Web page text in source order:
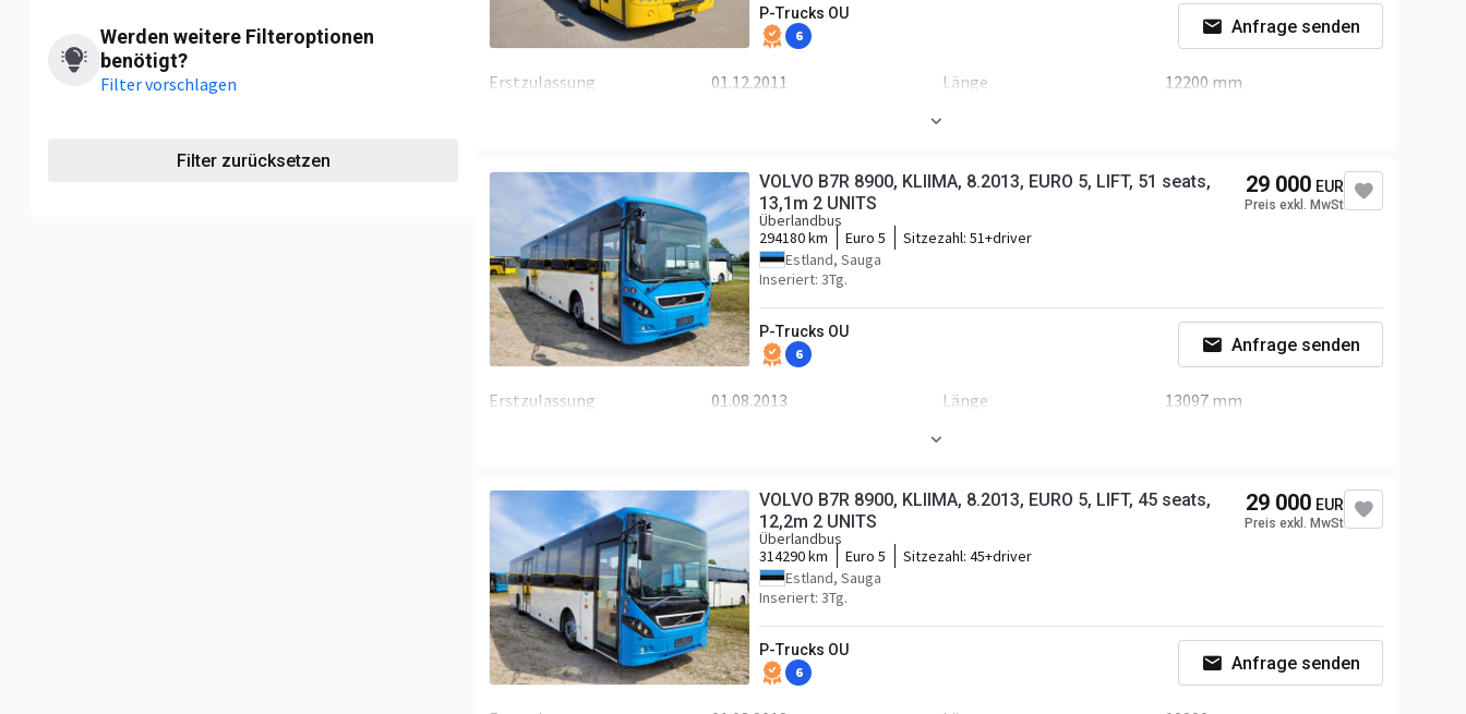
Werden weitere Filteroptionen
benötigt?
Filter vorschlagen
Filter zurücksetzen
P-Trucks OU
6 Anfrage senden
Erstzulassung 01.12.2011 Länge
12200 mm
Kraftstoffart Diesel Leistung
290 P.S.
Transmission
ZF-AUTOMAT
Fahrgestell/Federung
Federung luft
Radstand
6550 mm
Tempomat
Sicherheitsgurt
VOLVO B7R 8900, KLIIMA, 8.2013, EURO 5, LIFT, 51 seats,
13,1m 2 UNITS
Überlandbus
294180 km
Euro 5 Sitzezahl: 51+driver
Estland, Sauga
Inseriert: 3Tg.
29 000 EUR
Preis exkl. MwSt
P-Trucks OU
6 Anfrage senden
Erstzulassung 01.08.2013 Länge
13097 mm
Kraftstoffart Diesel Leistung
290 P.S.
Transmission
ZF-AUTOMAT
Fahrgestell/Federung
Federung luft
Radstand
7194 mm
VOLVO B7R 8900, KLIIMA, 8.2013, EURO 5, LIFT, 45 seats,
12,2m 2 UNITS
Überlandbus
314290 km
Euro 5 Sitzezahl: 45+driver
Estland, Sauga
Inseriert: 3Tg.
29 000 EUR
Preis exkl. MwSt
P-Trucks OU
6 Anfrage senden